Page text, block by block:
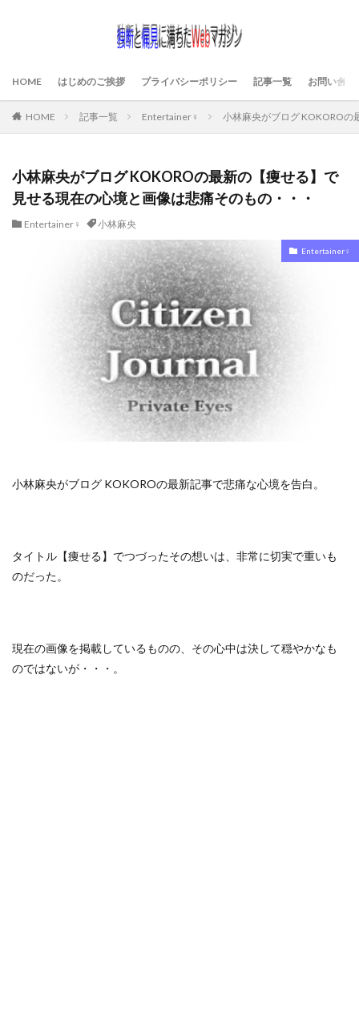
HOME はじめのご挨拶 プライバシーポリシー 記事一覧 お問い合わ
HOME 記事一覧 Entertainer♀ 小林麻央がブログ KOKOROの
小林麻央がブログ KOKOROの最新の【痩せる】で
見せる現在の心境と画像は悲痛そのもの・・・
Entertainer♀ 小林麻央
Entertainer♀
小林麻央がブログ KOKOROの最新記事で悲痛な心境を告白。
タイトル【痩せる】でつづったその想いは、非常に切実で重いも
のだった。
現在の画像を掲載しているものの、その心中は決して穏やかなも
のではないが・・・。